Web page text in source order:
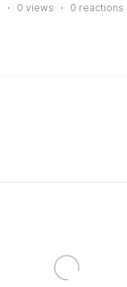
0 views 0 reactions